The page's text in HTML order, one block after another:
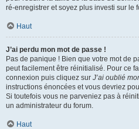
ré-enregistrer et soyez plus investi sur le
Haut
J’ai perdu mon mot de passe !
Pas de panique ! Bien que votre mot de
peut facilement être réinitialisé. Pour ce
connexion puis cliquez sur J’ai oublié
instructions énoncées et vous devriez
Si toutefois vous ne parveniez pas à
un administrateur du forum.
Haut